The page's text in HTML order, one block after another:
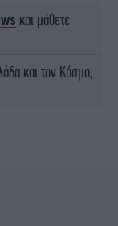
και μάθετε
και τον Κόσμο,